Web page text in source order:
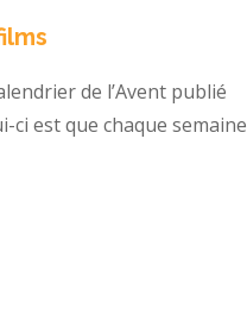
de l’Avent publié
est que chaque semaine